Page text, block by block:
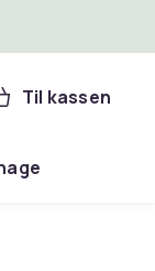
Til kassen